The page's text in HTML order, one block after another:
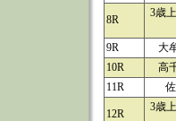
8R
3歳
9R 大
10R
高
11R
12R
3歳